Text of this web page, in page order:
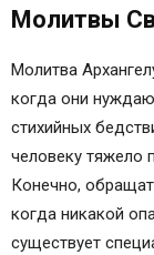
Молитвы
Молитва
когда они
стихийных
человеку тяжело
Конечно,
когда никакой
существует